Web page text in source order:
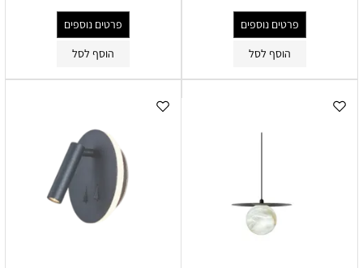
פרטים נוספים
הוסף לסל
פרטים נוספים
הוסף לסל